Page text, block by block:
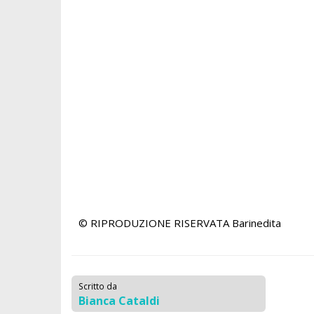
© RIPRODUZIONE RISERVATA Barinedita
Scritto da
Bianca Cataldi